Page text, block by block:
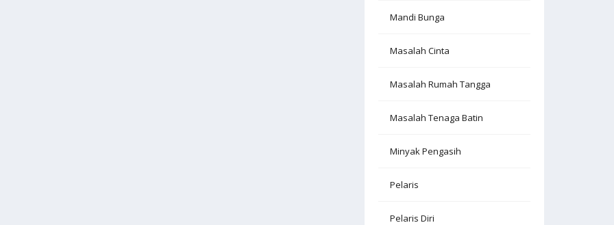
Mandi Bunga
Masalah Cinta
Masalah Rumah Tangga
Masalah Tenaga Batin
Minyak Pengasih
Pelaris
Pelaris Diri